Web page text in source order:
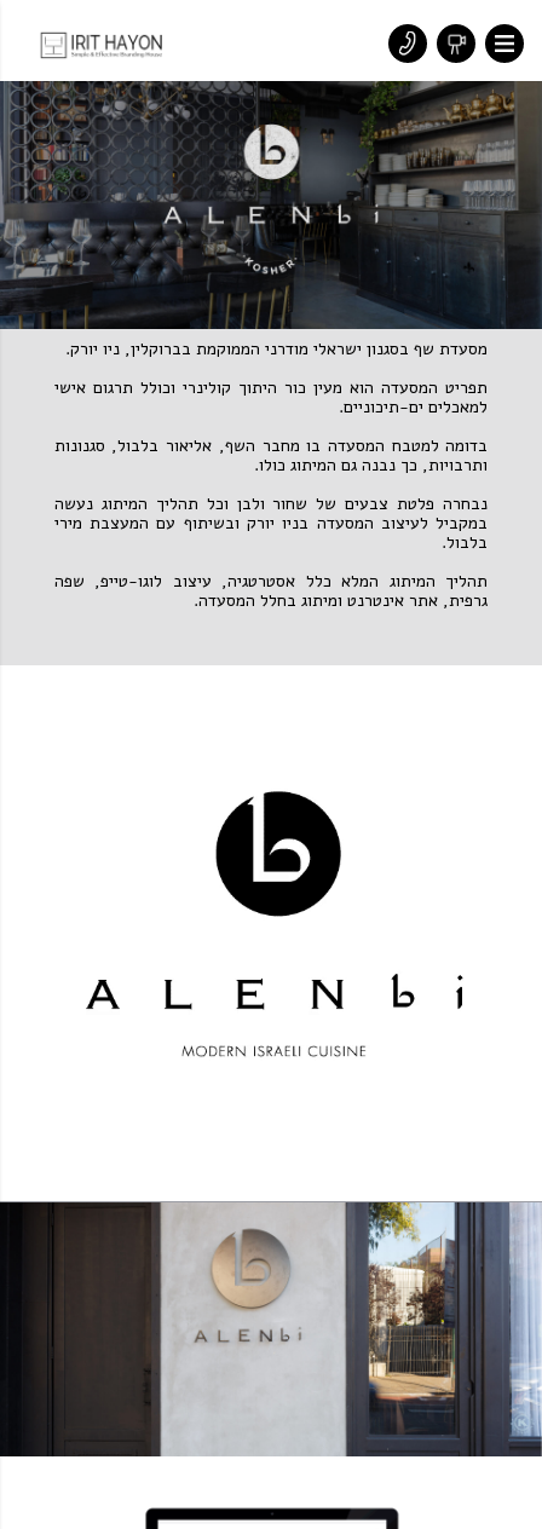
מסעדת שף בסגנון ישראלי מודרני הממוקמת בברוקלין, ניו יורק.
תפריט המסעדה הוא מעין כור היתוך קולינרי וכולל תרגום אישי
למאכלים ים-תיכוניים.
בדומה למטבח המסעדה בו מחבר השף, אליאור בלבול, סגנונות
ותרבויות, כך נבנה גם המיתוג כולו.
נבחרה פלטת צבעים של שחור ולבן וכל תהליך המיתוג נעשה
במקביל לעיצוב המסעדה בניו יורק ובשיתוף עם המעצבת מירי
בלבול.
תהליך המיתוג המלא כלל אסטרטגיה, עיצוב לוגו-טייפ, שפה
גרפית, אתר אינטרנט ומיתוג בחלל המסעדה.